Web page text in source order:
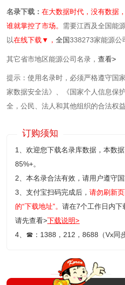
名录下载：在大数据时代，没有数据
谁就掌控了市场。 需要江西及全国能
以在线下载▼，全国338273家能源公
其它省市地区能源公司名录，查看>
提示：使用名录时，必须严格遵守国
家数据安全法》、《国家个人信息保
全，公民、法人和其他组织的合法权益
订购须知
1、欢迎您下载名录库数据，本数
85%+。
2、本名录合法有效，请用户遵守
3、支付宝扫码完成后，请勿刷新
的“下载地址”。请在7个工作日内
请先查看>下载说明>
4、 ☎ ：1388，212，8688（Vx同